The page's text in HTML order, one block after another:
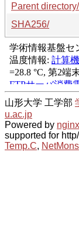
Parent directory/
SHA256/
山形大学 工学部
u.ac.jp
Powered by nginx
supported for
Temp.C, NetMons